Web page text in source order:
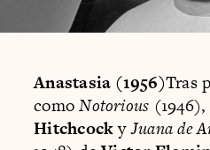
Anastasia (1956)Tras
comoNotorious
HitchcockyJuana de